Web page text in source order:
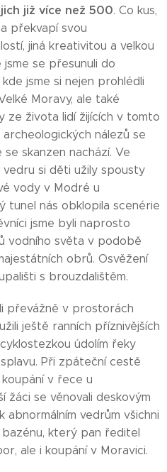
již více než 500. Co kus,
překvapí svou
jiná kreativitou a velkou
se přesunuli do
jsme si nejen prohlédli
Moravy, ale také
ze života lidí žijících v tomto
nálezů se
skanzen nachází. Ve
vedru si děti užily spousty
vody v Modré u
tunel nás obklopila scenérie
jsme byli naprosto
vodního světa v podobě
obrů. Osvěžení
s brouzdalištěm.
převážně v prostorách
ještě ranních příznivějších
údolím řeky
Při zpáteční cestě
v řece u
žáci se věnovali deskovým
abnormálním vedrům všichni
který pan ředitel
ale i koupání v Moravici.